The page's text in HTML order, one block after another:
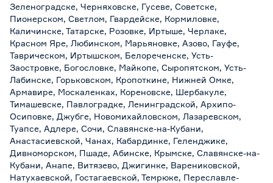
Зеленоградске, Черняховске, Гусеве, Советске,
Пионерском, Светлом, Гвардейске, Кормиловке,
Каличинске, Татарске, Розовке, Иртыше, Черлаке,
Красном Яре, Любинском, Марьяновке, Азово, Гауфе,
Таврическом, Иртышском, Белореченске, Усть-
Заостровке, Богословке, Майкопе, Сыропятском, Усть-
Лабинске, Горьковском, Кропоткине, Нижней Омке,
Армавире, Москаленках, Кореновске, Шербакуле,
Тимашевске, Павлоградке, Ленинградской, Архипо-
Осиповке, Джубге, Новомихайловском, Лазаревском,
Туапсе, Адлере, Сочи, Славянске-на-Кубани,
Анастасиевской, Чанах, Кабардинке, Геленджике,
Дивноморском, Пшаде, Абинске, Крымске, Славянске-на-
Кубани, Анапе, Витязево, Джигинке, Варениковской,
Натухаевской, Гостагаевской, Темрюке, Переславле-